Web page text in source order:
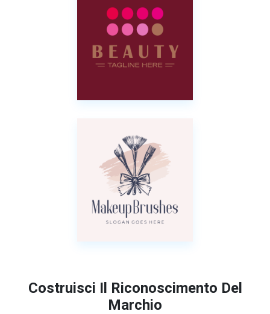
Costruisci Il Riconoscimento Del
Marchio